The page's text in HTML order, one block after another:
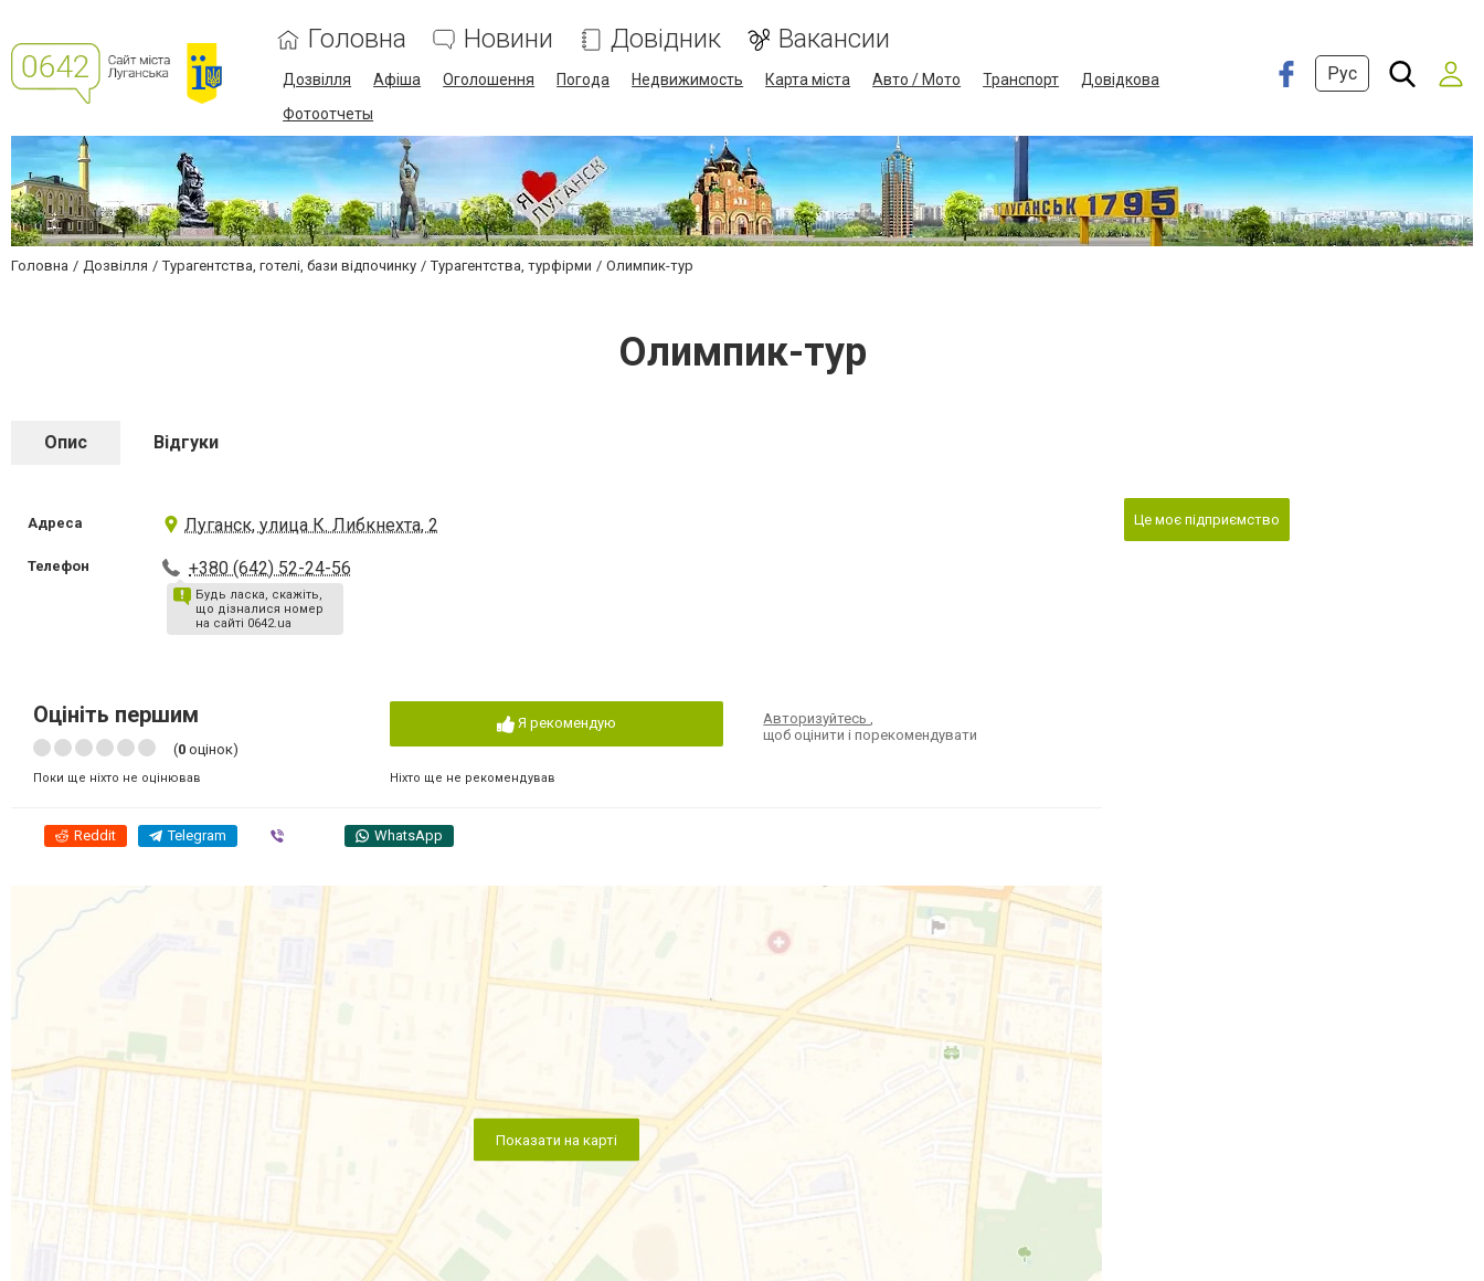
Головна Новини Довідник Вакансии
Дозвілля Афіша Оголошення Погода Недвижимость Карта міста Авто / Мото Транспорт
Довідкова
Фотоотчеты
Рус
Головна Дозвілля Турагентства, готелі, бази відпочинку Турагентства, турфірми Олимпик-тур
Олимпик-тур
Опис Відгуки
Адреса Луганск, улица К. Либкнехта, 2
Телефон +380 (642) 52-24-56
Будь ласка, скажіть,
що дізналися номер
на сайті 0642.ua
Оцініть першим
(0 оцінок)
Поки ще ніхто не оцінював
Я рекомендую
Ніхто ще не рекомендував
Авторизуйтесь,
щоб оцінити і порекомендувати
Reddit Telegram WhatsApp
Показати на карті
Це моє підприємство